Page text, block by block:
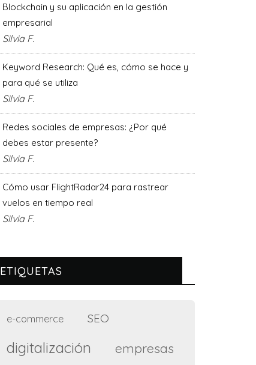
Blockchain y su aplicación en la gestión
empresarial
Silvia F.
Keyword Research: Qué es, cómo se hace y
para qué se utiliza
Silvia F.
Redes sociales de empresas: ¿Por qué
debes estar presente?
Silvia F.
Cómo usar FlightRadar24 para rastrear
vuelos en tiempo real
Silvia F.
ETIQUETAS
e-commerce SEO
digitalización empresas